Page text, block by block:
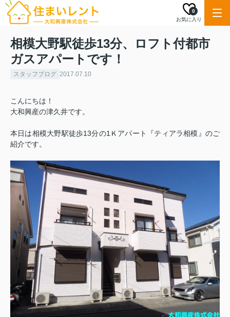
お気に入り
0
相模大野駅徒歩13分、ロフト付都市
ガスアパートです！
スタッフブログ 2017.07.10
こんにちは！
大和興産の津久井です。
本日は相模大野駅徒歩13分の1Ｋアパート『ティアラ相模』のご
紹介です。